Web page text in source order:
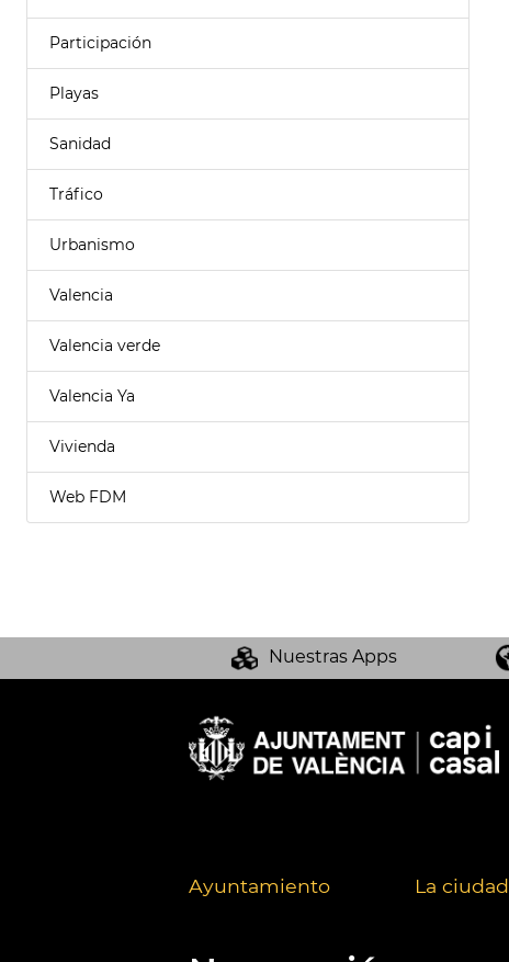
Participación
Playas
Sanidad
Tráfico
Urbanismo
Valencia
Valencia verde
Valencia Ya
Vivienda
Web FDM
Nuestras Apps
Ayuntamiento La ciudad